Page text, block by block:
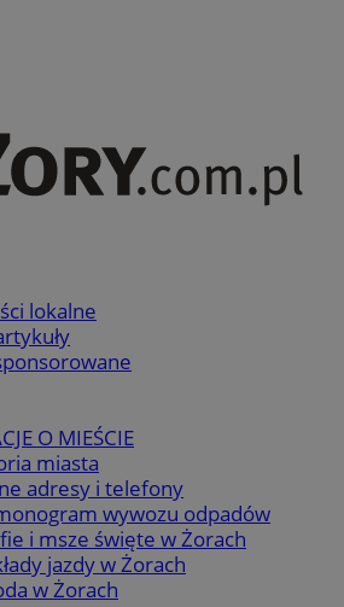
lokalne
O MIEŚCIE
miasta
adresy i telefony
wywozu odpadów
i msze święte w Żorach
jazdy w Żorach
w Żorach